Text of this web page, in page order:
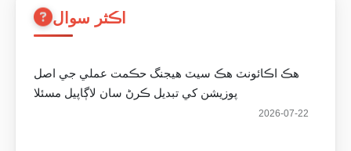
اڪثر سوال
هڪ اڪائونٽ هڪ سيٽ هيجنگ حڪمت عملي جي اصل
پوزيشن کي تبديل ڪرڻ سان لاڳاپيل مسئلا
2026-07-22